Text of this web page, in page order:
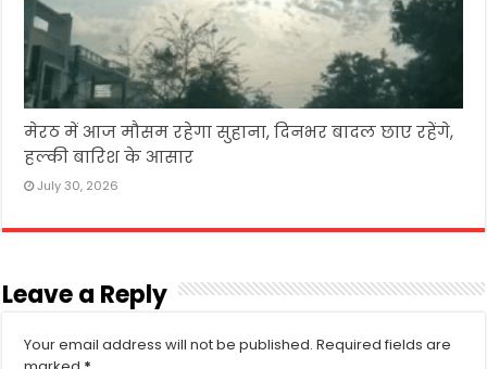
मेरठ में आज मौसम रहेगा सुहाना, दिनभर बादल छाए रहेंगे,
हल्की बारिश के आसार
July 30, 2026
Leave a Reply
Your email address will not be published. Required fields are